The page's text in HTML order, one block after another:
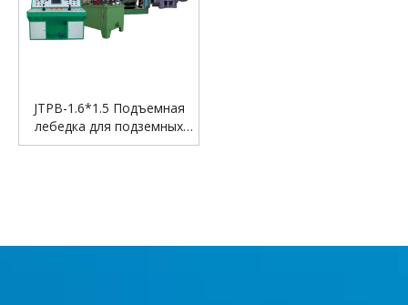
JTPB-1.6*1.5 Подъемная
лебедка для подземных
горных работ